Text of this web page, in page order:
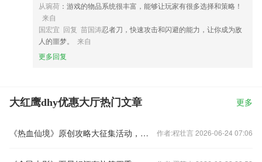
从琬荷 ：游戏的物品系统很丰富，能够让玩家有很多选择和策略！
来自
国宏宜 回复 苗国涛忍者刀，快速攻击和闪避的能力，让你成为敌
人的噩梦。
来自
更多回复
大红鹰dhy优惠大厅热门文章 更多
《热血仙境》原创攻略大征集活动，免费送大量充值卡 作者:程壮言 2026-06-24 07:06